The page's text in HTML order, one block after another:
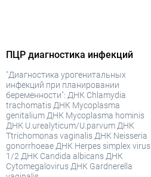
ПЦР диагностика инфекций
"Диагностика урогенитальных
инфекций при планировании
беременности": ДНК Chlamydia
trachomatis ДНК Mycoplasma
genitalium ДНК Mycoplasma hominis
ДНК U.urealyticum/U.parvum ДНК
Ttrichomonas vaginalis ДНК Neisseria
gonorrhoeae ДНК Herpes simplex virus
1/2 ДНК Candida albicans ДНК
Cytomegalovirus ДНК Gardnerella